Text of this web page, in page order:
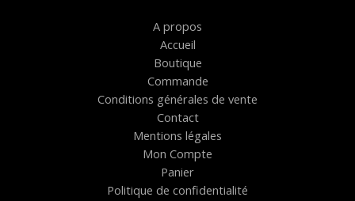
A propos
Accueil
Boutique
Commande
Conditions générales de vente
Contact
Mentions légales
Mon Compte
Panier
Politique de confidentialité